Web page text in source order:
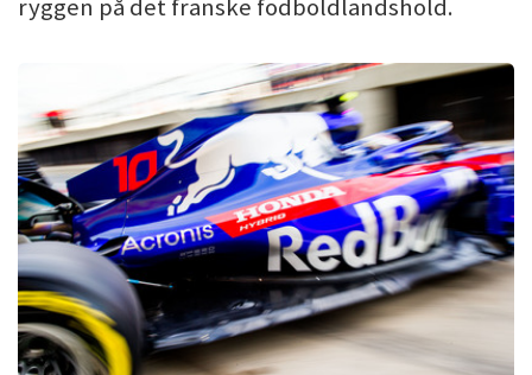
ryggen på det franske fodboldlandshold.